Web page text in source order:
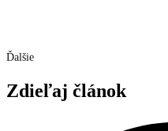
Ďalšie
Zdieľaj článok